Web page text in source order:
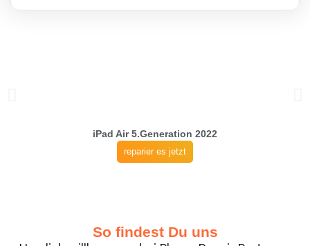
iPad Air 5.Generation 2022
reparier es jetzt
So findest Du uns